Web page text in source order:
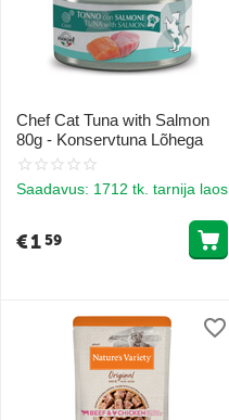
Chef Cat Tuna with Salmon
80g - Konservtuna Lõhega
Saadavus: 1712 tk. tarnija laos
€159